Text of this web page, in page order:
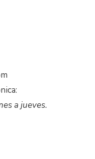
a jueves.